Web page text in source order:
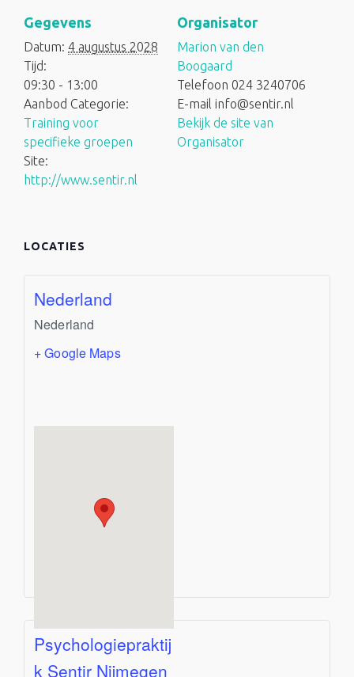
Gegevens
Datum: 4 augustus 2028
Tijd:
09:30 - 13:00
Aanbod Categorie:
Training voor
specifieke groepen
Site:
http://www.sentir.nl
Organisator
Marion van den
Boogaard
Telefoon 024 3240706
E-mail info@sentir.nl
Bekijk de site van
Organisator
LOCATIES
Nederland
Nederland
+ Google Maps
Psychologiepraktij
k Sentir Nijmegen